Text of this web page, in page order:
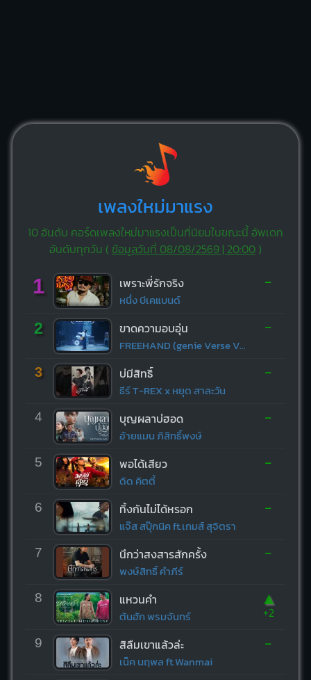
เพลงใหม่มาแรง
10 อันดับ คอร์ดเพลงใหม่มาแรงเป็นที่นิยมในขณะนี้ อัพเดท
อันดับทุกวัน ( ข้อมูลวันที่ 08/08/2569 | 20:00)
1 เพราะพี่รักจริง
หนึ่ง บีเคแบนด์
-
2 ขาดความอบอุ่น
FREEHAND (genie Verse Vol.1)
-
3 บ่มีสิทธิ์
ธีร์ T-REX x หยุด สาละวัน
-
4 บุญผลาบ่ฮอด
อ้ายแมน ภิสิทธิ์พงษ์
-
5 พอได้เสียว
ดิด คิตตี้
-
6 ทิ้งกันไม่ได้หรอก
แจ๊ส สปุ๊กนิค ft.เกมส์ สุจิตรา
-
7 นึกว่าสงสารสักครั้ง
พงษ์สิทธิ์ คำภีร์
-
8 แหวนคำ
ต้นฮัก พรมจันทร์
▲
+2
9 สิลืมเขาแล้วล่ะ
เน็ค นฤพล ft.Wanmai
-